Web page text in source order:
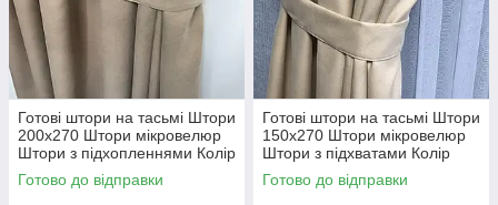
Готові штори на тасьмі Штори
200х270 Штори мікровелюр
Штори з підхопленнями Колір
бежевий
Готово до відправки
Готові штори на тасьмі Штори
150х270 Штори мікровелюр
Штори з підхватами Колір
кремовий
Готово до відправки